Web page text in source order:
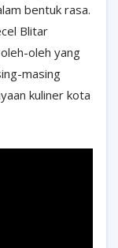
bentuk rasa.
Blitar
oleh yang
masing
kuliner kota